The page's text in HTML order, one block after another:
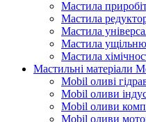
Мастила
Мастила
Мастила
Мастила
Мастила
Мастильні матеріали
Mobil оливі
Mobil оливи
Mobil оливи
Mobil оливи